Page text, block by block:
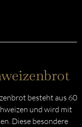
besteht aus 60
und wird mit
Diese besondere